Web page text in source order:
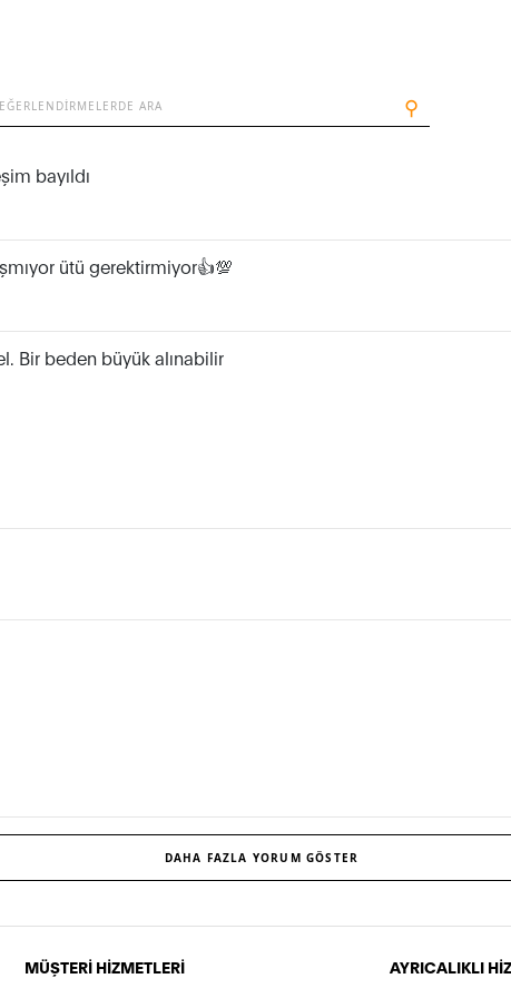
⚲
bayıldı
ütü gerektirmiyor👍💯
Bir beden büyük alınabilir
DAHA FAZLA YORUM GÖSTER
MÜŞTERİ HİZMETLERİ AYRICALIKLI